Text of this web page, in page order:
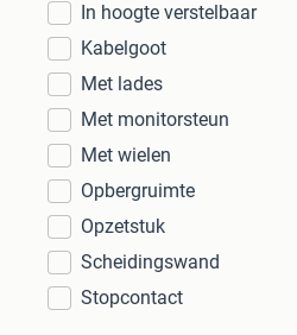
In hoogte verstelbaar
Kabelgoot
Met lades
Met monitorsteun
Met wielen
Opbergruimte
Opzetstuk
Scheidingswand
Stopcontact